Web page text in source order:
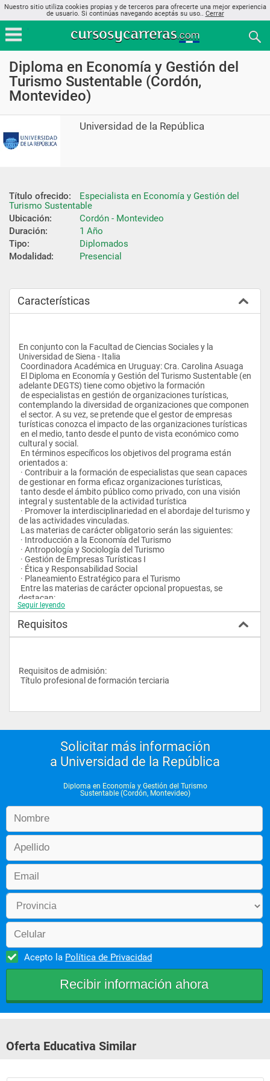
Nuestro sitio utiliza cookies propias y de terceros para ofrecerte una mejor experiencia
de usuario. Si continúas navegando aceptás su uso.. Cerrar
Diploma en Economía y Gestión del
Turismo Sustentable (Cordón,
Montevideo)
Universidad de la República
Título ofrecido:
Especialista en Economía y Gestión del
Turismo Sustentable
Ubicación:
Cordón - Montevideo
Duración:
1 Año
Tipo:
Diplomados
Modalidad:
Presencial
Características
En conjunto con la Facultad de Ciencias Sociales y la
Universidad de Siena - Italia
Coordinadora Académica en Uruguay: Cra. Carolina Asuaga
adelante DEGTS) tiene como objetivo la formación
contemplando la diversidad de organizaciones que componen
turísticas conozca el impacto de las organizaciones turísticas
cultural y social.
orientados a:
de gestionar en forma eficaz organizaciones turísticas,
integral y sustentable de la actividad turística
de las actividades vinculadas.
Las materias de carácter obligatorio serán las siguientes:
· Introducción a la Economía del Turismo
· Antropología y Sociología del Turismo
· Gestión de Empresas Turísticas I
· Ética y Responsabilidad Social
· Planeamiento Estratégico para el Turismo
destacan:
· Comercio Electrónico para el Turismo
· Desarrollo local y Turismo en el Mercosur
· Gestión y valoración del Patrimonio
· El Territorio y sus recursos como Paisaje Cultural
· Economía Pública y Regulación en el Turismo
Seguir leyendo
Requisitos
Requisitos de admisión:
Título profesional de formación terciaria
Solicitar más información
a Universidad de la República
Diploma en Economía y Gestión del Turismo
Sustentable (Cordón, Montevideo)
Acepto la Política de Privacidad
Oferta Educativa Similar